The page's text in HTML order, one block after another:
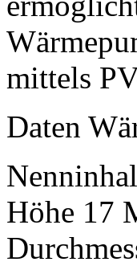
mittels
Daten
Höhe 17